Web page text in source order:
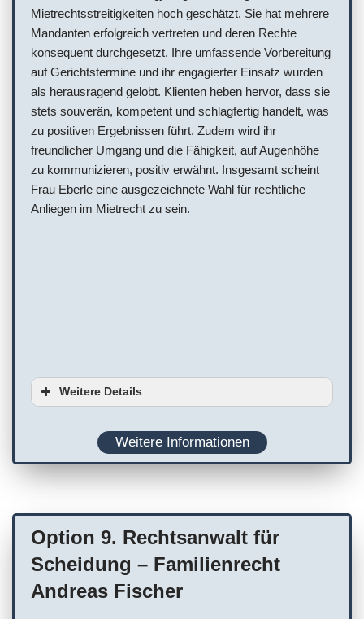
Mietrechtsstreitigkeiten hoch geschätzt. Sie hat mehrere
Mandanten erfolgreich vertreten und deren Rechte
konsequent durchgesetzt. Ihre umfassende Vorbereitung
auf Gerichtstermine und ihr engagierter Einsatz wurden
als herausragend gelobt. Klienten heben hervor, dass sie
stets souverän, kompetent und schlagfertig handelt, was
zu positiven Ergebnissen führt. Zudem wird ihr
freundlicher Umgang und die Fähigkeit, auf Augenhöhe
zu kommunizieren, positiv erwähnt. Insgesamt scheint
Frau Eberle eine ausgezeichnete Wahl für rechtliche
Anliegen im Mietrecht zu sein.
Weitere Details
Weitere Informationen
Option 9. Rechtsanwalt für
Scheidung – Familienrecht
Andreas Fischer